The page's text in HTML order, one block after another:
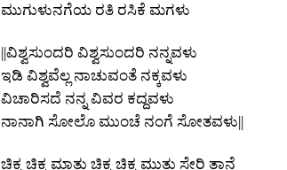
ಮುಗುಳುನಗೆಯ ರತಿ ರಸಿಕೆ ಮಗಳು
||ವಿಶ್ವಸುಂದರಿ ವಿಶ್ವಸುಂದರಿ ನನ್ನವಳು
ಇಡಿ ವಿಶ್ವವೆಲ್ಲ ನಾಚುವಂತೆ ನಕ್ಕವಳು
ವಿಚಾರಿಸದೆ ನನ್ನ ವಿವರ ಕದ್ದವಳು
ನಾನಾಗಿ ಸೋಲೊ ಮುಂಚೆ ನಂಗೆ ಸೋತವಳು||
ಚಿಕ್ಕ ಚಿಕ್ಕ ಮಾತು ಚಿಕ್ಕ ಚಿಕ್ಕ ಮುತ್ತು ಸೇರಿ ತಾನೆ